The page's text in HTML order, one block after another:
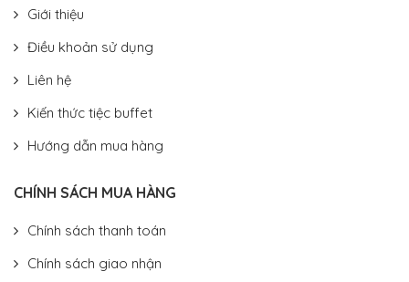
Giới thiệu
Điều khoản sử dụng
Liên hệ
Kiến thức tiệc buffet
Hướng dẫn mua hàng
CHÍNH SÁCH MUA HÀNG
Chính sách thanh toán
Chính sách giao nhận